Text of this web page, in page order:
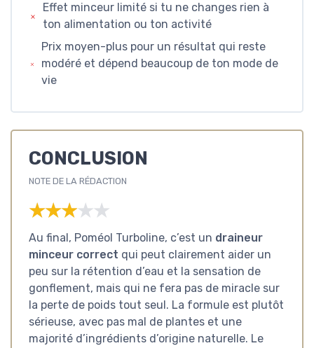
Effet minceur limité si tu ne changes rien à
ton alimentation ou ton activité
Prix moyen-plus pour un résultat qui reste
modéré et dépend beaucoup de ton mode de
vie
CONCLUSION
NOTE DE LA RÉDACTION
★★★★★
★★★★★
Au final, Poméol Turboline, c’est un draineur
minceur correct qui peut clairement aider un
peu sur la rétention d’eau et la sensation de
gonflement, mais qui ne fera pas de miracle sur
la perte de poids tout seul. La formule est plutôt
sérieuse, avec pas mal de plantes et une
majorité d’ingrédients d’origine naturelle. Le